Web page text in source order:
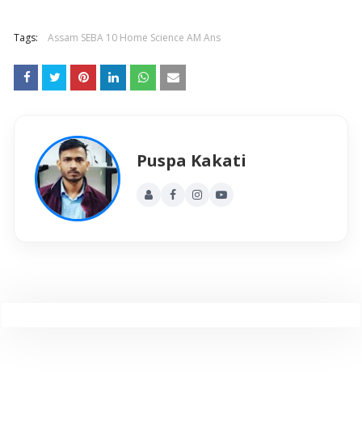
Tags: Assam SEBA 10 Home Science AM Ans
Puspa Kakati